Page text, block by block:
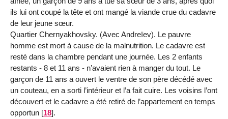
ils lui ont coupé la tête et ont mangé la viande crue du cadavre
de leur jeune sœur.
Quartier Chernyakhovsky. (Avec Andreïev). Le pauvre
homme est mort à cause de la malnutrition. Le cadavre est
resté dans la chambre pendant une journée. Les 2 enfants
restants - 8 et 11 ans - n’avaient rien à manger du tout. Le
garçon de 11 ans a ouvert le ventre de son père décédé avec
un couteau, en a sorti l’intérieur et l’a fait cuire. Les voisins l’ont
découvert et le cadavre a été retiré de l’appartement en temps
opportun [18].